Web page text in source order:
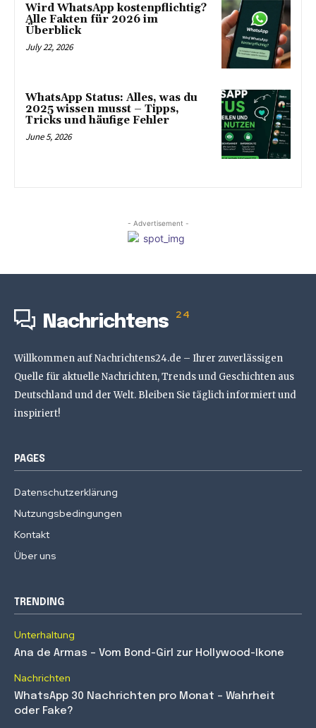
Wird WhatsApp kostenpflichtig?
Alle Fakten für 2026 im
Überblick
July 22, 2026
WhatsApp Status: Alles, was du
2025 wissen musst – Tipps,
Tricks und häufige Fehler
June 5, 2026
- Advertisement -
Nachrichtens 24
Willkommen auf Nachrichtens24.de – Ihrer zuverlässigen
Quelle für aktuelle Nachrichten, Trends und Geschichten aus
Deutschland und der Welt. Bleiben Sie täglich informiert und
inspiriert!
PAGES
Datenschutzerklärung
Nutzungsbedingungen
Kontakt
Über uns
TRENDING
Unterhaltung
Ana de Armas – Vom Bond-Girl zur Hollywood-Ikone
Nachrichten
WhatsApp 30 Nachrichten pro Monat – Wahrheit
oder Fake?